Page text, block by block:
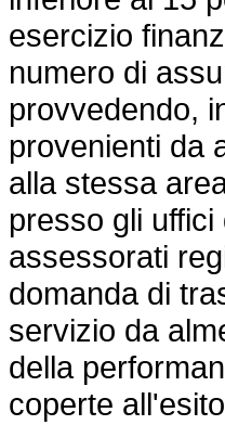
esercizio
numero di
provvedendo,
provenienti da
alla stessa
presso gli
assessorati
domanda di
servizio da
della
coperte